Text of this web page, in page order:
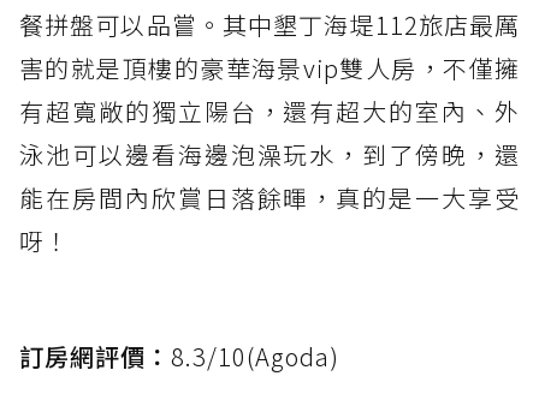
餐拼盤可以品嘗。其中墾丁海堤112旅店最厲
害的就是頂樓的豪華海景vip雙人房，不僅擁
有超寬敞的獨立陽台，還有超大的室內、外
泳池可以邊看海邊泡澡玩水，到了傍晚，還
能在房間內欣賞日落餘暉，真的是一大享受
呀！
訂房網評價： 8.3/10(Agoda)